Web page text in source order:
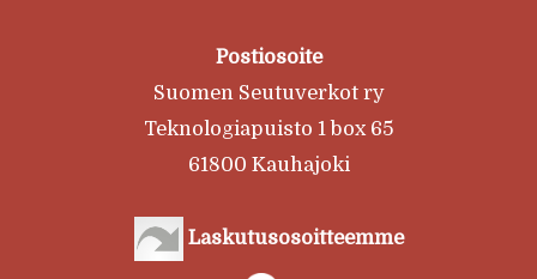
Postiosoite
Suomen Seutuverkot ry
Teknologiapuisto 1 box 65
61800 Kauhajoki
Laskutusosoitteemme